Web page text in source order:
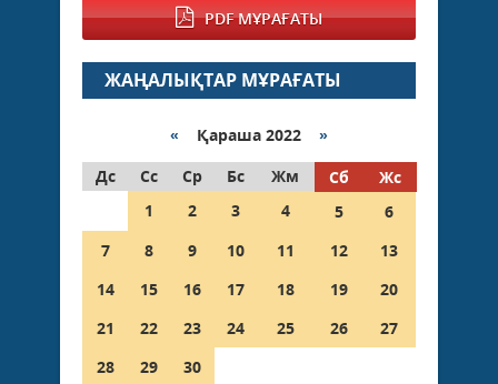
PDF МҰРАҒАТЫ
ЖАҢАЛЫҚТАР МҰРАҒАТЫ
« Қараша 2022 »
Дс
Сс Ср Бс Жм Сб
Жс
1
2 3 4 5
6
7
8 9 10 11 12
13
14
15 16 17 18 19
20
21
22 23 24 25 26
27
28
29 30